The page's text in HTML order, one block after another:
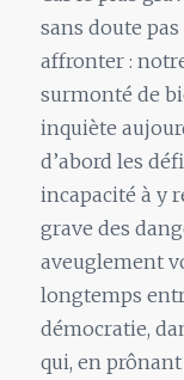
sans doute
affronter :
surmonté de
inquiète
d’abord les
incapacité à y
grave des
aveuglement
longtemps
démocratie,
qui, en